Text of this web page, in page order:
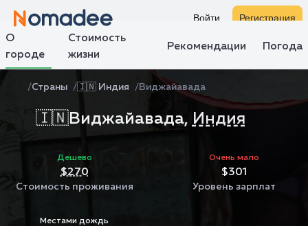
Войти
Регистрация
О
городе
Стоимость
жизни
Рекомендации Погода
Страны 🇮🇳 Индия Виджайавада
🇮🇳Виджайавада, Индия
Дешево
$270
Стоимость проживания
Очень мало
$301
Уровень зарплат
Местами дождь